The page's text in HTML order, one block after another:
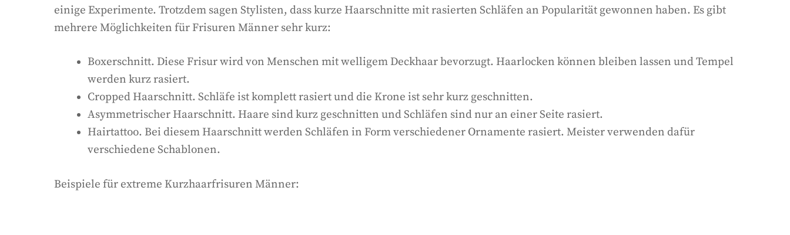
einige Experimente. Trotzdem sagen Stylisten, dass kurze Haarschnitte mit rasierten Schläfen an Popularität gewonnen haben. Es gibt
mehrere Möglichkeiten für Frisuren Männer sehr kurz:
Boxerschnitt. Diese Frisur wird von Menschen mit welligem Deckhaar bevorzugt. Haarlocken können bleiben lassen und Tempel
werden kurz rasiert.
Cropped Haarschnitt. Schläfe ist komplett rasiert und die Krone ist sehr kurz geschnitten.
Asymmetrischer Haarschnitt. Haare sind kurz geschnitten und Schläfen sind nur an einer Seite rasiert.
Hairtattoo. Bei diesem Haarschnitt werden Schläfen in Form verschiedener Ornamente rasiert. Meister verwenden dafür
verschiedene Schablonen.
Beispiele für extreme Kurzhaarfrisuren Männer: